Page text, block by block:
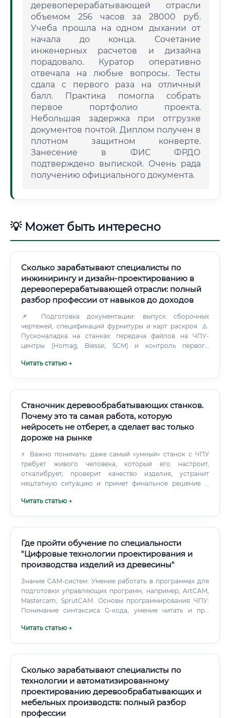
деревоперерабатывающей отрасли
объемом 256 часов за 28000 руб.
Учеба прошла на одном дыхании от
начала до конца. Сочетание
инженерных расчетов и дизайна
порадовало. Куратор оперативно
отвечала на любые вопросы. Тесты
сдала с первого раза на отличный
балл. Практика помогла собрать
первое портфолио проекта.
Небольшая задержка при отгрузке
документов почтой. Диплом получен в
плотном защитном конверте.
Занесение в ФИС ФРДО
подтверждено выпиской. Очень рада
получению официального документа.
💡 Может быть интересно
Сколько зарабатывают специалисты по
инжинирингу и дизайн-проектированию в
деревоперерабатывающей отрасли: полный
разбор профессии от навыков до доходов
📌 Подготовка документации: выпуск сборочных
чертежей, спецификаций фурнитуры и карт раскроя. ⚠️
Пусконаладка на станках: передача файлов на ЧПУ-
центры (Homag, Biesse, SCM) и контроль первого
деревянные плиты для строительства домов.
Читать статью →
Станочник деревообрабатывающих станков.
Почему это та самая работа, которую
нейросеть не отберет, а сделает вас только
дороже на рынке
⚡ Важно понимать: даже самый «умный» станок с ЧПУ
требует живого человека, который его настроит,
откалибрует, проверит качество изделия, устранит
нештатную ситуацию и примет финальное решение о
профессии охватывает: производство мебели и
тары и упаковки из дерева; лесопильное производство;
изготовление музыкальных инструментов; производство
спортивного инвентаря, игрушек, сувениров.
Читать статью →
Где пройти обучение по специальности
"Цифровые технологии проектирования и
производства изделий из древесины"
Знание CAM-систем: Умение работать в программах для
подготовки управляющих программ, например, ArtCAM,
Mastercam, SprutCAM. Основы программирования ЧПУ:
Понимание синтаксиса G-кода, умение читать и при
программы вручную.
Читать статью →
Сколько зарабатывают специалисты по
технологии и автоматизированному
проектированию деревообрабатывающих и
мебельных производств: полный разбор
профессии